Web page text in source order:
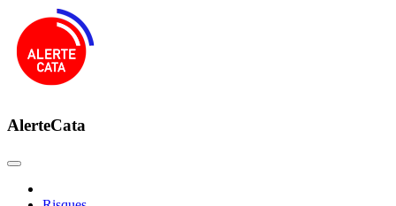
AlerteCata